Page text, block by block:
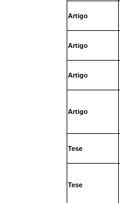
Artigo
Artigo
Artigo
Artigo
Tese
Tese